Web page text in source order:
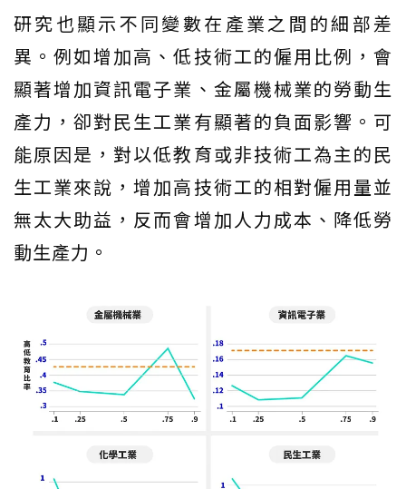
研究也顯示不同變數在產業之間的細部差
異。例如增加高、低技術工的僱用比例，會
顯著增加資訊電子業、金屬機械業的勞動生
產力，卻對民生工業有顯著的負面影響。可
能原因是，對以低教育或非技術工為主的民
生工業來說，增加高技術工的相對僱用量並
無太大助益，反而會增加人力成本、降低勞
動生產力。